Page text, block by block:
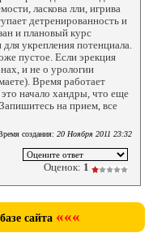
ласкова лли, игрива
детренированность и
и плановый курс
укрепления потенциала.
пустое. Если эрекция
и не о урологии
Время работает
начало хандры, что еще
на прием, все
создания: 20 Ноября 2011 23:32
Оценок: 1
сайта «««